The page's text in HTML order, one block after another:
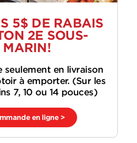
5$ DE RABAIS
2E SOUS-
MARIN!
seulement en livraison
à emporter. (Sur les
7, 10 ou 14 pouces)
en ligne >